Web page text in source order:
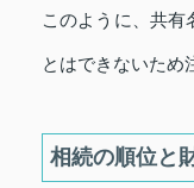
このように、共有
とはできないため
相続の順位と